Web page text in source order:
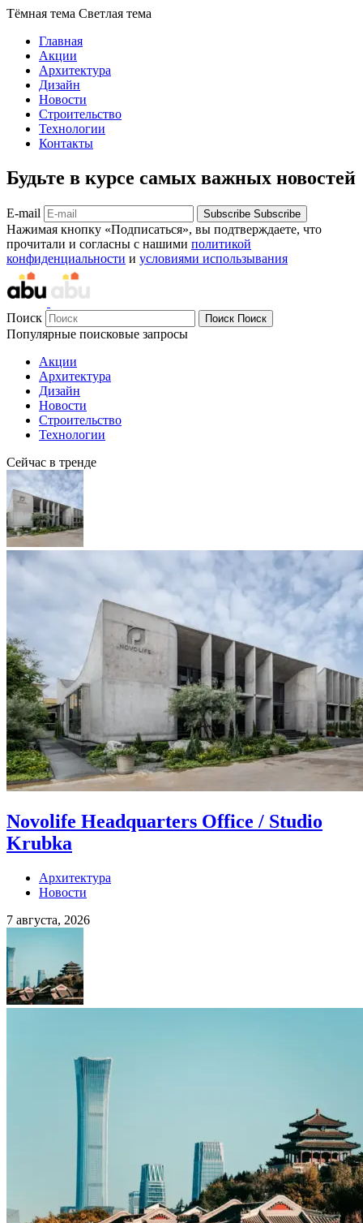
Тёмная тема Светлая тема
Главная
Акции
Архитектура
Дизайн
Новости
Строительство
Технологии
Контакты
Будьте в курсе самых важных новостей
E-mail Subscribe Subscribe
Нажимая кнопку «Подписаться», вы подтверждаете, что
прочитали и согласны с нашими политикой
конфиденциальности и условиями использывания
Поиск Поиск Поиск
Популярные поисковые запросы
Акции
Архитектура
Дизайн
Новости
Строительство
Технологии
Сейчас в тренде
Novolife Headquarters Office / Studio
Krubka
Архитектура
Новости
7 августа, 2026